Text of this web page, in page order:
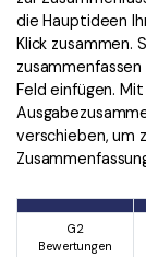
die Hauptideen
Klick zusammen.
Feld einfügen.
verschieben, um
G2
Bewertungen